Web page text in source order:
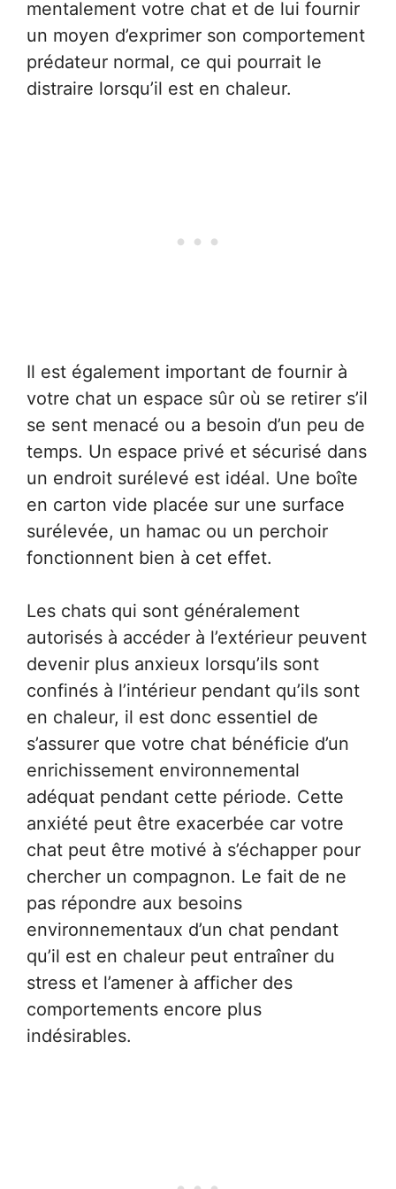
mentalement votre chat et de lui fournir
un moyen d’exprimer son comportement
prédateur normal, ce qui pourrait le
distraire lorsqu’il est en chaleur.
Il est également important de fournir à
votre chat un espace sûr où se retirer s’il
se sent menacé ou a besoin d’un peu de
temps. Un espace privé et sécurisé dans
un endroit surélevé est idéal. Une boîte
en carton vide placée sur une surface
surélevée, un hamac ou un perchoir
fonctionnent bien à cet effet.
Les chats qui sont généralement
autorisés à accéder à l’extérieur peuvent
devenir plus anxieux lorsqu’ils sont
confinés à l’intérieur pendant qu’ils sont
en chaleur, il est donc essentiel de
s’assurer que votre chat bénéficie d’un
enrichissement environnemental
adéquat pendant cette période. Cette
anxiété peut être exacerbée car votre
chat peut être motivé à s’échapper pour
chercher un compagnon. Le fait de ne
pas répondre aux besoins
environnementaux d’un chat pendant
qu’il est en chaleur peut entraîner du
stress et l’amener à afficher des
comportements encore plus
indésirables.